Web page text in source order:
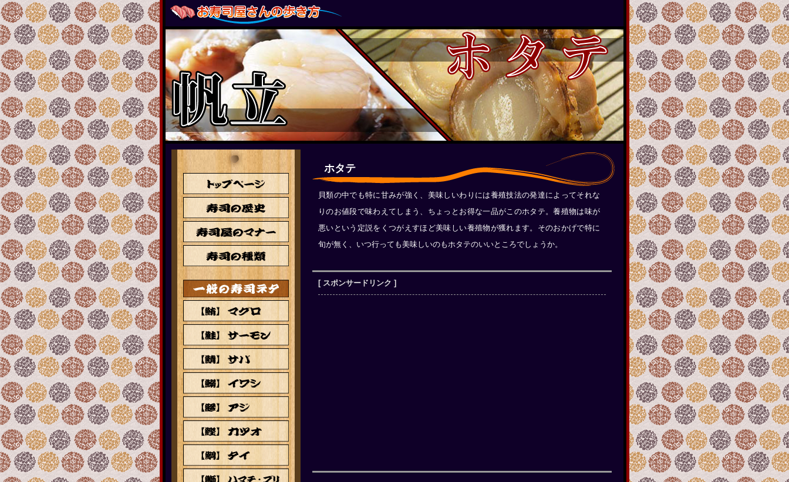
ホタテ
貝類の中でも特に甘みが強く、美味しいわりには養殖技法の発達によってそれな
りのお値段で味わえてしまう、ちょっとお得な一品がこのホタテ。養殖物は味が
悪いという定説をくつがえすほど美味しい養殖物が獲れます。そのおかげで特に
旬が無く、いつ行っても美味しいのもホタテのいいところでしょうか。
[ スポンサードリンク ]